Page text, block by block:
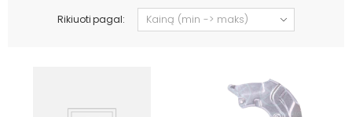
Rikiuoti pagal: